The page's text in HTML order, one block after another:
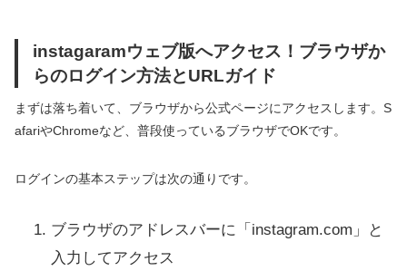
instagaramウェブ版へアクセス！ブラウザか
らのログイン方法とURLガイド
まずは落ち着いて、ブラウザから公式ページにアクセスします。S
afariやChromeなど、普段使っているブラウザでOKです。
ログインの基本ステップは次の通りです。
ブラウザのアドレスバーに「instagram.com」と
入力してアクセス